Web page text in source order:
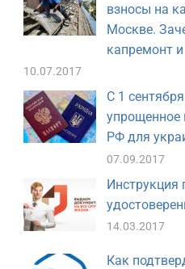
взносы на
Москве.
капремонт
10.07.2017
С 1
упрощенное
РФ для
07.09.2017
Инструкция
14.03.2017
Как